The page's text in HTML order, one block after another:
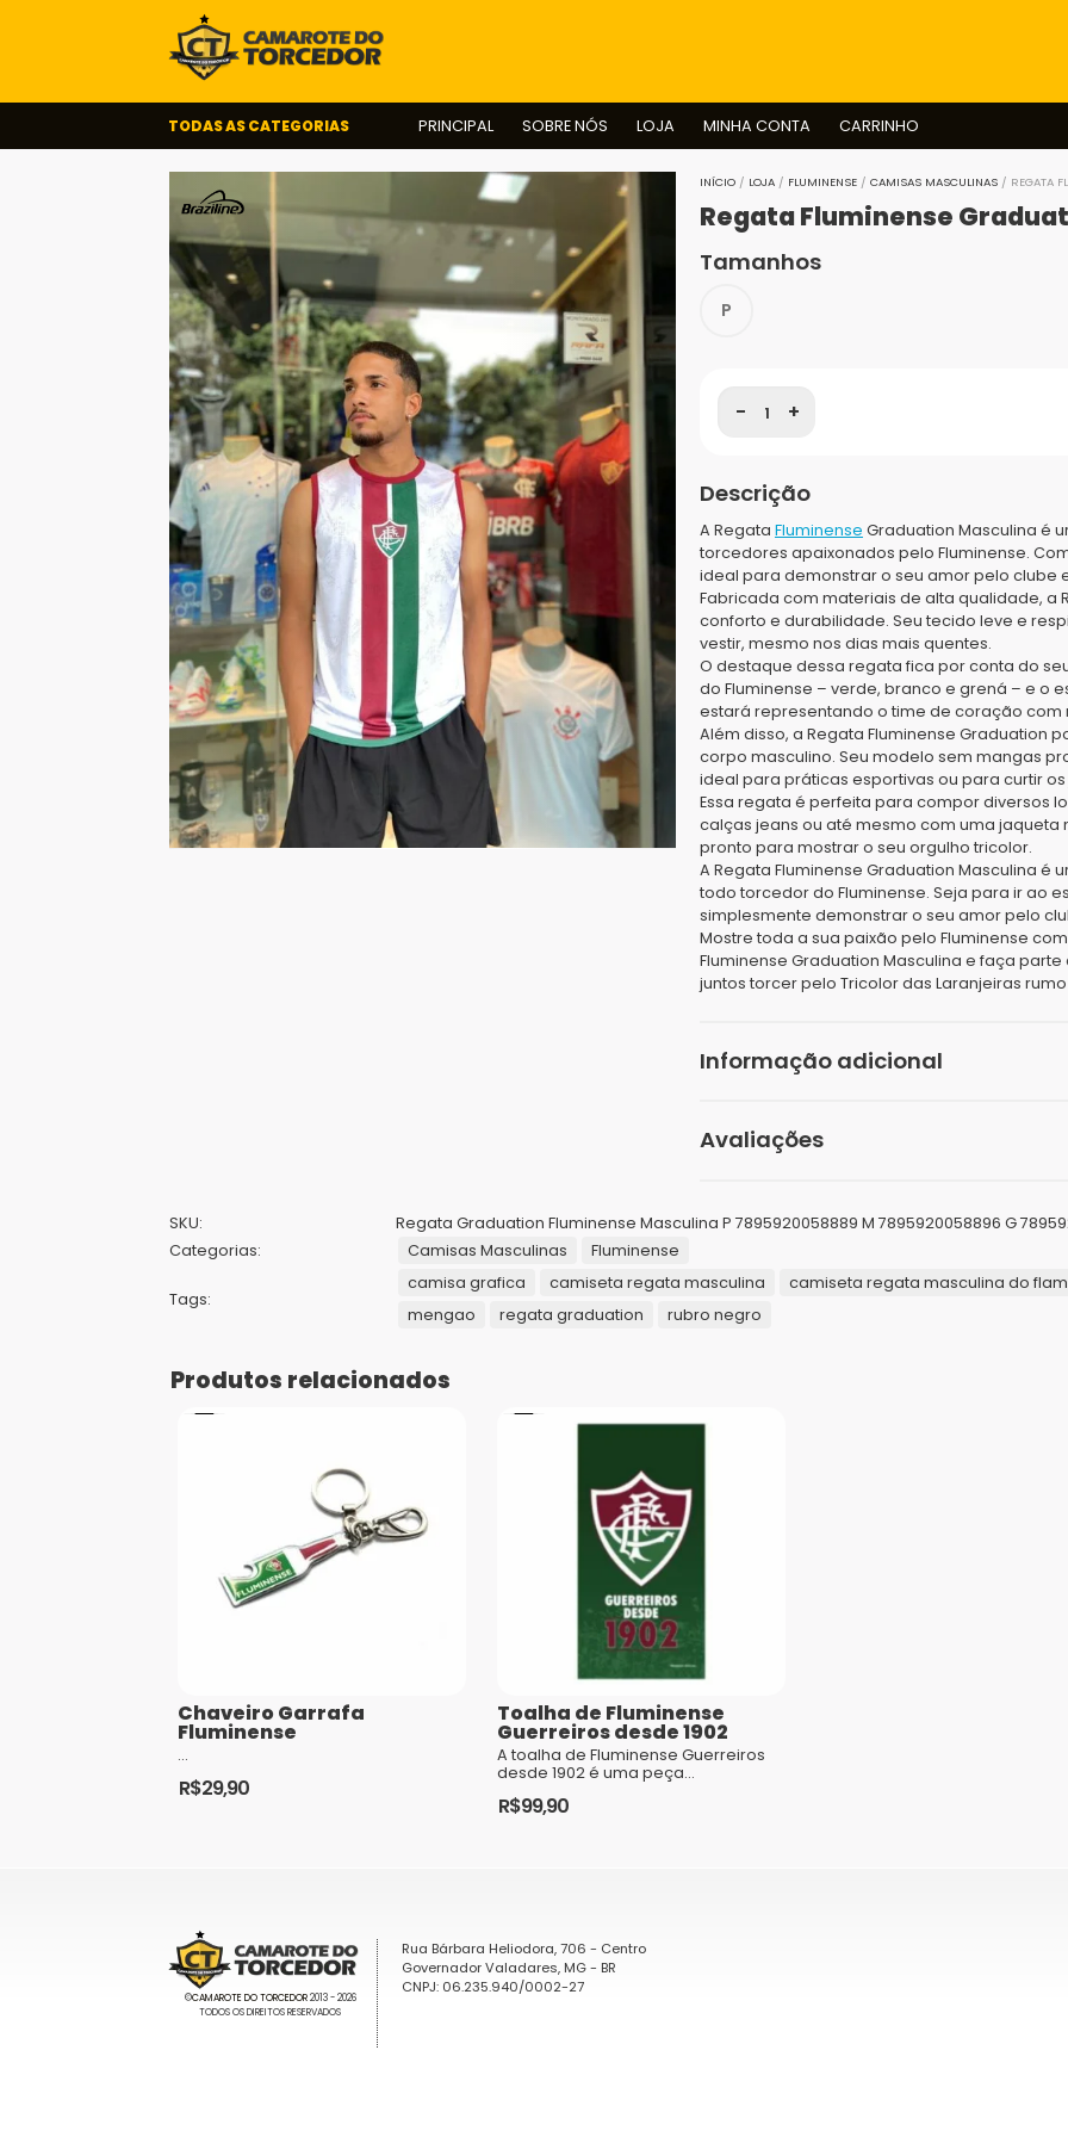
TODAS AS CATEGORIAS PRINCIPAL SOBRE NÓS LOJA MINHA CONTA CARRINHO
INÍCIO / LOJA / FLUMINENSE / CAMISAS MASCULINAS / REGATA
Regata Fluminense
Tamanhos
P
- +
Descrição
A Regata Fluminense Graduation Masculina é
torcedores apaixonados pelo Fluminense.
ideal para demonstrar o seu amor pelo clube
Fabricada com materiais de alta qualidade, a
conforto e durabilidade. Seu tecido leve e
vestir, mesmo nos dias mais quentes.
O destaque dessa regata fica por conta do
do Fluminense – verde, branco e grená – e o
estará representando o time de coração com
Além disso, a Regata Fluminense Graduation
corpo masculino. Seu modelo sem mangas
ideal para práticas esportivas ou para curtir
Essa regata é perfeita para compor diversos
calças jeans ou até mesmo com uma jaqueta
pronto para mostrar o seu orgulho tricolor.
A Regata Fluminense Graduation Masculina
todo torcedor do Fluminense. Seja para ir ao
simplesmente demonstrar o seu amor pelo
Mostre toda a sua paixão pelo Fluminense
Fluminense Graduation Masculina e faça
juntos torcer pelo Tricolor das Laranjeiras
Informação adicional
Tamanhos
Marcas
Avaliações
Sua avaliação*
Sua avaliação sobre o produto
comentários são processados
SKU:
Regata Graduation Fluminense Masculina P 7895920058889 M 7895920058896 G
Categorias:
Camisas Masculinas Fluminense
Tags:
camisa grafica camiseta regata masculina camiseta regata masculina do
mengao
regata graduation rubro negro
Produtos relacionados
Chaveiro Garrafa
Fluminense
...
R$29,90
Toalha de Fluminense
Guerreiros desde 1902
A toalha de Fluminense Guerreiros
desde 1902 é uma peça
apaixonado pelo clube tricolor. Com
R$99,90
Rua Bárbara Heliodora, 706 - Centro
Governador Valadares, MG - BR
CNPJ: 06.235.940/0002-27
©CAMAROTE DO TORCEDOR2013 - 2026
TODOS OS DIREITOS RESERVADOS